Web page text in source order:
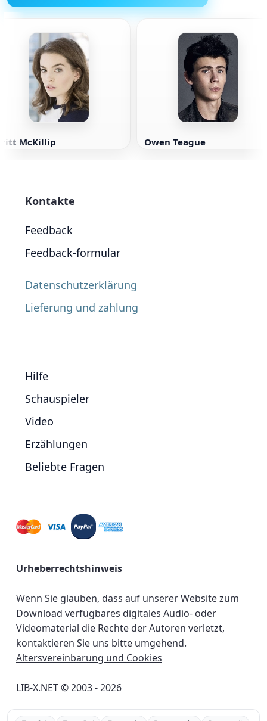
McKillip Owen Teague
Kontakte
Feedback
Feedback-formular
Datenschutzerklärung
Lieferung und zahlung
Hilfe
Schauspieler
Video
Erzählungen
Beliebte Fragen
Urheberrechtshinweis
Wenn Sie glauben, dass auf unserer Website zum
Download verfügbares digitales Audio- oder
Videomaterial die Rechte der Autoren verletzt,
kontaktieren Sie uns bitte umgehend.
Altersvereinbarung und Cookies
LIB-X.NET © 2003 - 2026